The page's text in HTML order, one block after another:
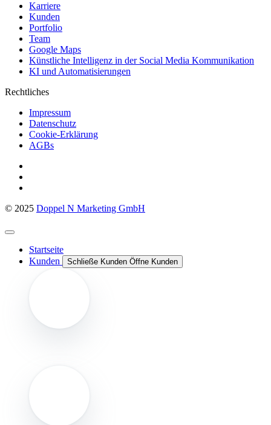
Karriere
Kunden
Portfolio
Team
Google Maps
Künstliche Intelligenz in der Social Media Kommunikation
KI und Automatisierungen
Rechtliches
Impressum
Datenschutz
Cookie-Erklärung
AGBs
© 2025 Doppel N Marketing GmbH
Startseite
Kunden
Schließe Kunden Öffne Kunden